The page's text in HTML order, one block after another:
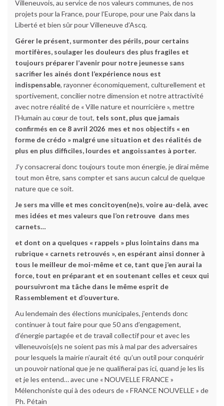
Villeneuvois, au service de nos valeurs communes, de nos
projets pour la France, pour l’Europe, pour une Paix dans la
Liberté et bien sûr pour Villeneuve d’Ascq.
Gérer le présent, surmonter des périls, pour certains
mortifères, soulager les douleurs des plus fragiles et
toujours préparer l’avenir pour notre jeunesse sans
sacrifier les ainés dont l’expérience nous est
indispensable, rayonner économiquement, culturellement et
sportivement, concilier notre dimension et notre attractivité
avec notre réalité de « Ville nature et nourricière », mettre
l’Humain au cœur de tout, tels sont, plus que jamais
confirmés en ce 8 avril 2026 mes et nos objectifs « en
forme de crédo » malgré une situation et des réalités de
plus en plus difficiles, lourdes et angoissantes à porter.
J’y consacrerai donc toujours toute mon énergie, je dirai même
tout mon être, sans compter et sans aucun calcul de quelque
nature que ce soit.
Je sers ma ville et mes concitoyen(ne)s, voire au-delà, avec
mes idées et mes valeurs que l’on retrouve dans mes
carnets…
et dont on a quelques « rappels » plus lointains dans ma
rubrique « carnets retrouvés », en espérant ainsi donner à
tous le meilleur de moi-même et ce, tant que j’en aurai la
force, tout en préparant et en soutenant celles et ceux qui
poursuivront ma tâche dans le même esprit de
Rassemblement et d’ouverture.
Au lendemain des élections municipales, j’entends donc
continuer à tout faire pour que 50 ans d’engagement,
d’énergie partagée et de travail collectif pour et avec les
villeneuvois(e)s ne soient pas mis à mal par des adversaires
pour lesquels la mairie n’aurait été qu’un outil pour conquérir
un pouvoir national que je ne qualifierai pas ici, quand je les lis
et je les entend… avec une « NOUVELLE FRANCE »
Mélenchoniste qui à des odeurs de « FRANCE NOUVELLE » de
Ph. Pétain